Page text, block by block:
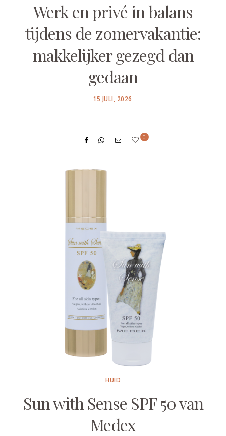
Werk en privé in balans
tijdens de zomervakantie:
makkelijker gezegd dan
gedaan
POSTED
15 JULI, 2026
0
HUID
Sun with Sense SPF 50 van
Medex